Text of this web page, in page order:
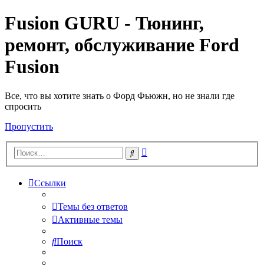
Fusion GURU - Тюнинг,
ремонт, обслуживание Ford
Fusion
Все, что вы хотите знать о Форд Фьюжн, но не знали где
спросить
Пропустить
Поиск
Ссылки
Темы без ответов
Активные темы
Поиск